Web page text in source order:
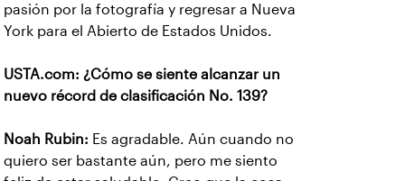
pasión por la fotografía y regresar a Nueva
York para el Abierto de Estados Unidos.
USTA.com: ¿Cómo se siente alcanzar un
nuevo récord de clasificación No. 139?
Noah Rubin: Es agradable. Aún cuando no
quiero ser bastante aún, pero me siento